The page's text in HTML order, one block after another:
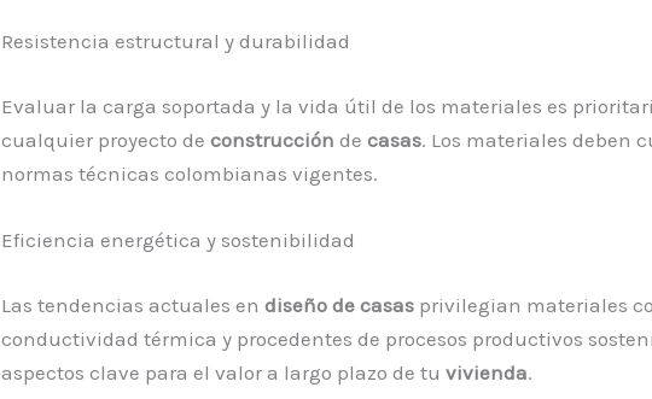
Resistencia estructural y durabilidad
Evaluar la carga soportada y la vida útil de los materiales es
cualquier proyecto de construcción de casas. Los materiales deben
normas técnicas colombianas vigentes.
Eficiencia energética y sostenibilidad
Las tendencias actuales en diseño de casas privilegian materiales
conductividad térmica y procedentes de procesos productivos
aspectos clave para el valor a largo plazo de tu vivienda.